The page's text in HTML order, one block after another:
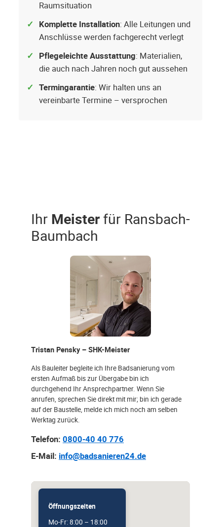
Raumsituation
Komplette Installation: Alle Leitungen und
Anschlüsse werden fachgerecht verlegt
Pflegeleichte Ausstattung: Materialien,
die auch nach Jahren noch gut aussehen
Termingarantie: Wir halten uns an
vereinbarte Termine – versprochen
Ihr Meisterfür Ransbach-
Baumbach
Tristan Pensky – SHK-Meister
Als Bauleiter begleite ich Ihre Badsanierung vom
ersten Aufmaß bis zur Übergabe bin ich
durchgehend Ihr Ansprechpartner. Wenn Sie
anrufen, sprechen Sie direkt mit mir; bin ich gerade
auf der Baustelle, melde ich mich noch am selben
Werktag zurück.
Telefon: 0800-40 40 776
E-Mail: info@badsanieren24.de
Öffnungszeiten
Mo-Fr: 8:00 – 18:00